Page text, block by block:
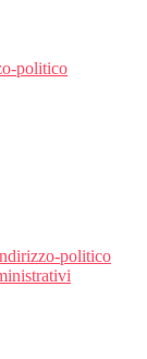
politico
politico